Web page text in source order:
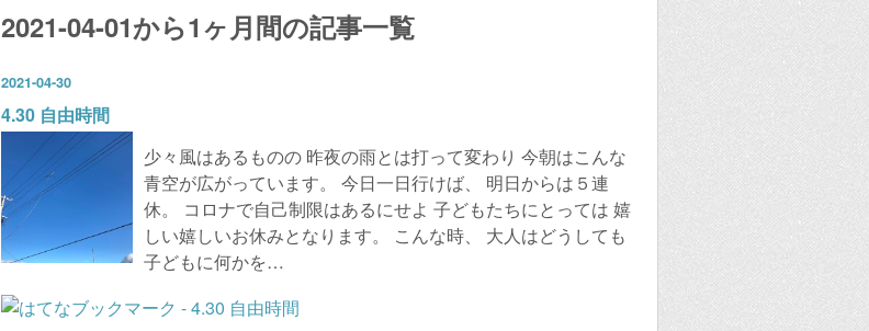
2021-04-01から1ヶ月間の記事一覧
2021-04-30
4.30 自由時間
少々風はあるものの 昨夜の雨とは打って変わり 今朝はこんな
青空が広がっています。 今日一日行けば、 明日からは５連
休。 コロナで自己制限はあるにせよ 子どもたちにとっては 嬉
しい嬉しいお休みとなります。 こんな時、 大人はどうしても
子どもに何かを…